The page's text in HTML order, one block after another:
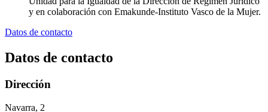
y en colaboración con Emakunde-Instituto Vasco de la Mujer.
Datos de contacto
Datos de contacto
Dirección
Navarra, 2